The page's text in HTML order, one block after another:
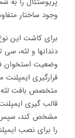
وجود ساختار
برای کاشت این
دندانها و لثه،
وضعیت استخوان
قرارگیری
متخصص بافت لثه
قالب گیری
مشخص کند، سپس
را برای نصب